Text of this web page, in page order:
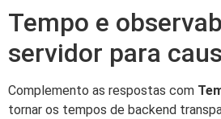
Tempo e
servidor para
Complemento as respostas com
tornar os tempos de backend